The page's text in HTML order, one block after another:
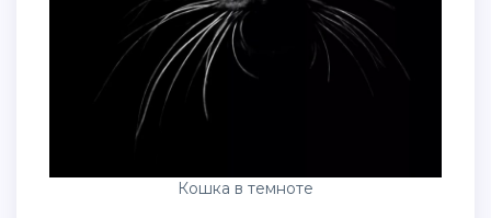
Кошка в темноте